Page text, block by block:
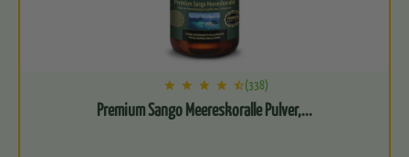
(338)
Premium Sango Meereskoralle Pulver,...